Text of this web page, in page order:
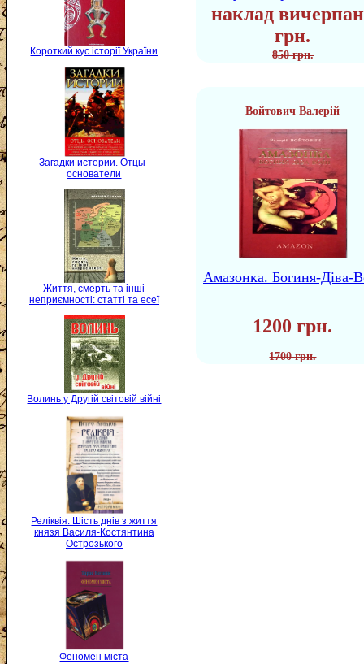
Короткий кус історії України
Загадки истории. Отцы-
основатели
Життя, смерть та інші
неприємності: статті та есеї
Волинь у Другій світовій війні
Реліквія. Шість днів з життя
князя Василя-Костянтина
Острозького
Феномен міста
наклад
грн.
850 грн.
Войтович Валерій
Амазонка. Богиня-Діва-
1200 грн.
1700 грн.